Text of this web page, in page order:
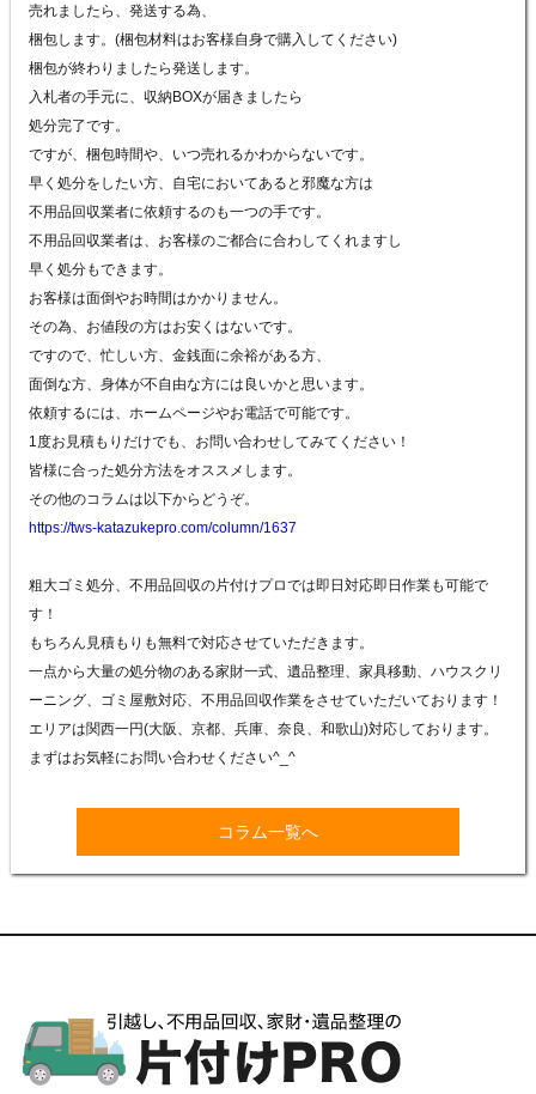
売れましたら、発送する為、
梱包します。(梱包材料はお客様自身で購入してください)
梱包が終わりましたら発送します。
入札者の手元に、収納BOXが届きましたら
処分完了です。
ですが、梱包時間や、いつ売れるかわからないです。
早く処分をしたい方、自宅においてあると邪魔な方は
不用品回収業者に依頼するのも一つの手です。
不用品回収業者は、お客様のご都合に合わしてくれますし
早く処分もできます。
お客様は面倒やお時間はかかりません。
その為、お値段の方はお安くはないです。
ですので、忙しい方、金銭面に余裕がある方、
面倒な方、身体が不自由な方には良いかと思います。
依頼するには、ホームページやお電話で可能です。
1度お見積もりだけでも、お問い合わせしてみてください！
皆様に合った処分方法をオススメします。
その他のコラムは以下からどうぞ。
https://tws-katazukepro.com/column/1637
粗大ゴミ処分、不用品回収の片付けプロでは即日対応即日作業も可能で
す！
もちろん見積もりも無料で対応させていただきます。
一点から大量の処分物のある家財一式、遺品整理、家具移動、ハウスクリ
ーニング、ゴミ屋敷対応、不用品回収作業をさせていただいております！
エリアは関西一円(大阪、京都、兵庫、奈良、和歌山)対応しております。
まずはお気軽にお問い合わせください^_^
コラム一覧へ